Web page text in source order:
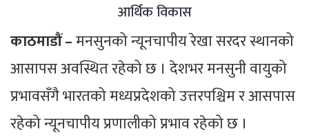
आर्थिक विकास
काठमाडौं –मनसुनको न्यूनचापीय रेखा सरदर स्थानको
आसापस अवस्थित रहेको छ । देशभर मनसुनी वायुको
प्रभावसँगै भारतको मध्यप्रदेशको उत्तरपश्चिम र आसपास
रहेको न्यूनचापीय प्रणालीको प्रभाव रहेको छ ।